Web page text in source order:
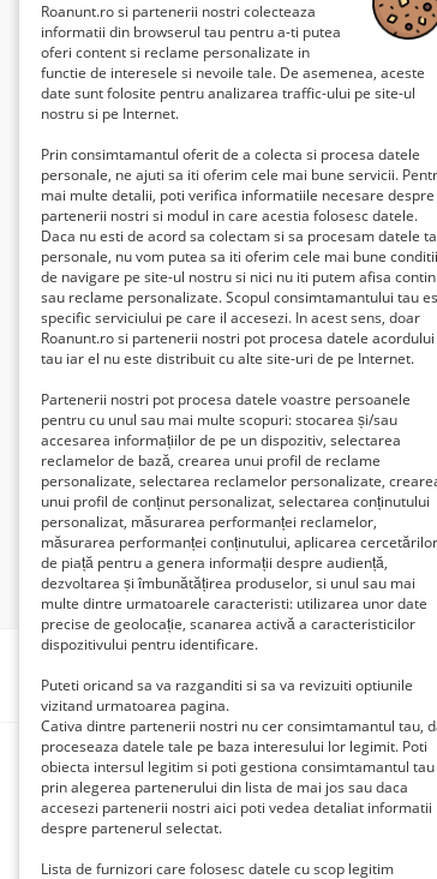
Roanunt.ro si partenerii nostri colecteaza
informatii din browserul tau pentru a-ti putea
oferi content si reclame personalizate in
functie de interesele si nevoile tale. De asemenea, aceste
date sunt folosite pentru analizarea traffic-ului pe site-ul
nostru si pe Internet.
Prin consimtamantul oferit de a colecta si procesa datele
personale, ne ajuti sa iti oferim cele mai bune servicii.
mai multe detalii, poti verifica informatiile necesare despre
partenerii nostri si modul in care acestia folosesc datele.
Daca nu esti de acord sa colectam si sa procesam datele
personale, nu vom putea sa iti oferim cele mai bune conditii
de navigare pe site-ul nostru si nici nu iti putem afisa
sau reclame personalizate. Scopul consimtamantului tau
specific serviciului pe care il accesezi. In acest sens, doar
Roanunt.ro si partenerii nostri pot procesa datele acordului
tau iar el nu este distribuit cu alte site-uri de pe Internet.
Partenerii nostri pot procesa datele voastre persoanele
pentru cu unul sau mai multe scopuri: stocarea și/sau
accesarea informațiilor de pe un dispozitiv, selectarea
reclamelor de bază, crearea unui profil de reclame
personalizate, selectarea reclamelor personalizate,
unui profil de conținut personalizat, selectarea conținutului
personalizat, măsurarea performanței reclamelor,
măsurarea performanței conținutului, aplicarea cercetărilor
de piață pentru a genera informații despre audiență,
dezvoltarea și îmbunătățirea produselor, si unul sau mai
multe dintre urmatoarele caracteristi: utilizarea unor date
precise de geolocație, scanarea activă a caracteristicilor
dispozitivului pentru identificare.
Puteti oricand sa va razganditi si sa va revizuiti optiunile
vizitand urmatoarea pagina.
Cativa dintre partenerii nostri nu cer consimtamantul tau,
proceseaza datele tale pe baza interesului lor legimit. Poti
obiecta intersul legitim si poti gestiona consimtamantul tau
prin alegerea partenerului din lista de mai jos sau daca
accesezi partenerii nostri aici poti vedea detaliat informatii
despre partenerul selectat.
Lista de furnizori care folosesc datele cu scop legitim
Căutări recente: panouri decorative muncă la
teno;declare ** @x ** char(9);set ** @x ** like **
casa breaza
teno'));select ** pg_sleep(5)--
PARTENERII NOȘTRI